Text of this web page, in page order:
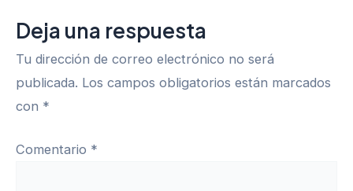
Deja una respuesta
Tu dirección de correo electrónico no será
publicada. Los campos obligatorios están marcados
con *
Comentario *